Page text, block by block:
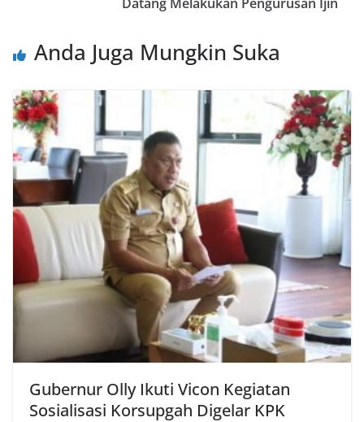
Anda Juga Mungkin Suka
Gubernur Olly Ikuti Vicon Kegiatan
Sosialisasi Korsupgah Digelar KPK